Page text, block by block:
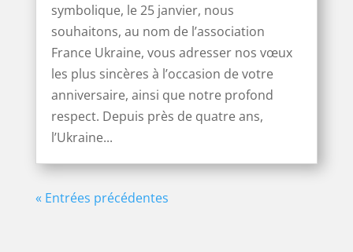
symbolique, le 25 janvier, nous
souhaitons, au nom de l’association
France Ukraine, vous adresser nos vœux
les plus sincères à l’occasion de votre
anniversaire, ainsi que notre profond
respect. Depuis près de quatre ans,
l’Ukraine...
« Entrées précédentes